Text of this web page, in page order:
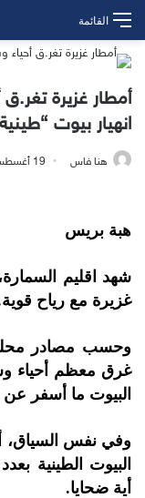
القائمة
أمطار غزيرة
انهيار بيوت
هنا فاس 19 أغسطس، 2024 - 9:18 صباحًا
هبة بريس
شهد اقليم
غزيرة مع رياح
وحسب مصادر
غرق معظم أحياء
البيوت ما أسفر
وفي نفس السياق،
البيوت الطينية
أية ضحايا.